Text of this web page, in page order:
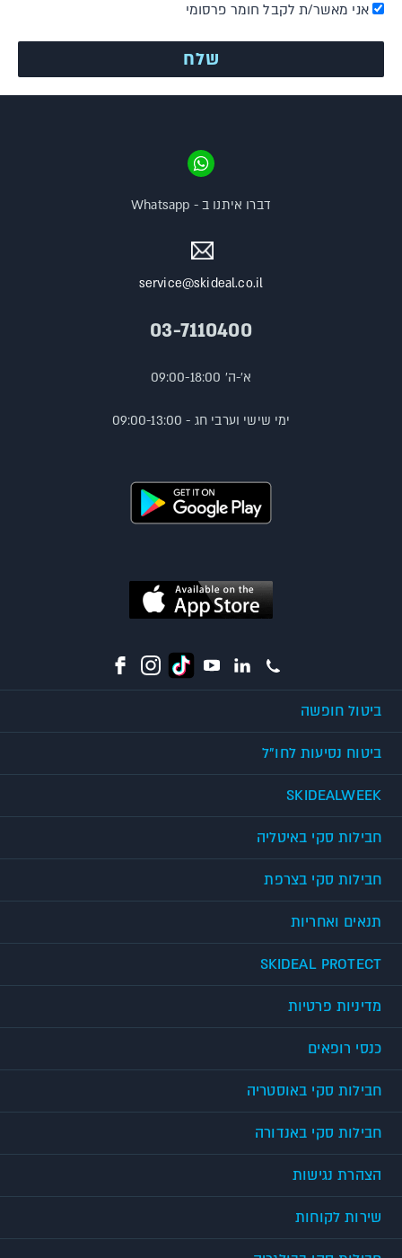
אני מאשר/ת לקבל חומר פרסומי
service@skideal.co.il
03-7110400
א'-ה' 09:00-18:00
ימי שישי וערבי חג - 09:00-13:00
דברו איתנו ב - Whatsapp
ביטול חופשה
ביטוח נסיעות לחו"ל
SKIDEALWEEK
חבילות סקי באיטליה
חבילות סקי בצרפת
תנאים ואחריות
SKIDEAL PROTECT
מדיניות פרטיות
כנסי רופאים
חבילות סקי באוסטריה
חבילות סקי באנדורה
הצהרת נגישות
שירות לקוחות